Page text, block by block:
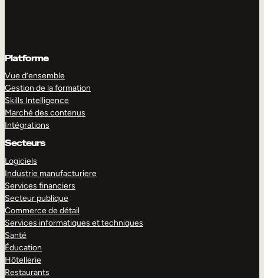
Platforme
Vue d’ensemble
Gestion de la formation
Skills Intelligence
Marché des contenus
Intégrations
Secteurs
Logiciels
Industrie manufacturiere
Services financiers
Secteur publique
Commerce de détail
Services informatiques et techniques
Santé
Éducation
Hôtellerie
Restaurants